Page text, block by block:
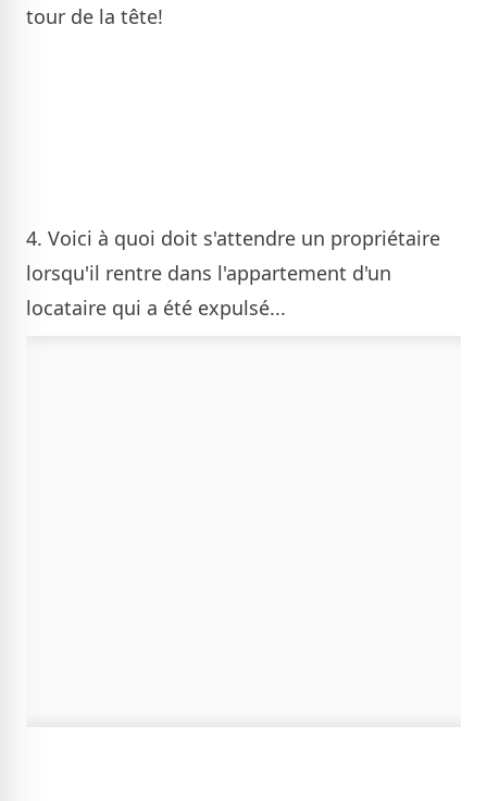
tour de la tête!
4. Voici à quoi doit s'attendre un propriétaire
lorsqu'il rentre dans l'appartement d'un
locataire qui a été expulsé...